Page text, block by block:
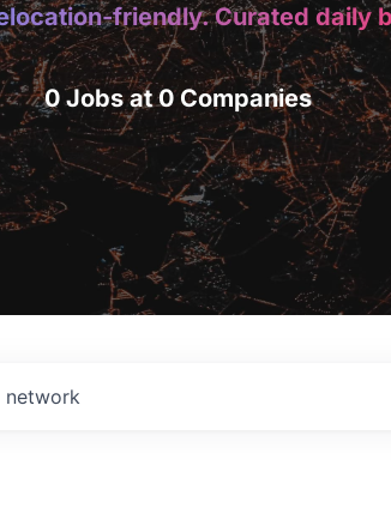
friendly. Curated daily
0 Jobs at 0 Companies
network